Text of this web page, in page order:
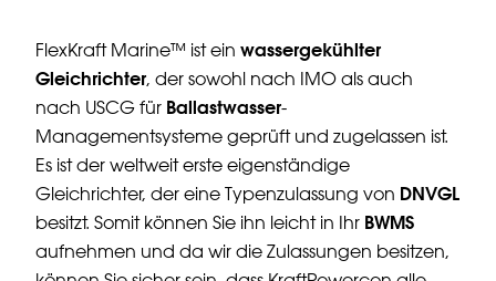
FlexKraft Marine™ ist ein wassergekühlter
Gleichrichter, der sowohl nach IMO als auch
nach USCG für Ballastwasser-
Managementsysteme geprüft und zugelassen ist.
Es ist der weltweit erste eigenständige
Gleichrichter, der eine Typenzulassung von DNVGL
besitzt. Somit können Sie ihn leicht in Ihr BWMS
aufnehmen und da wir die Zulassungen besitzen,